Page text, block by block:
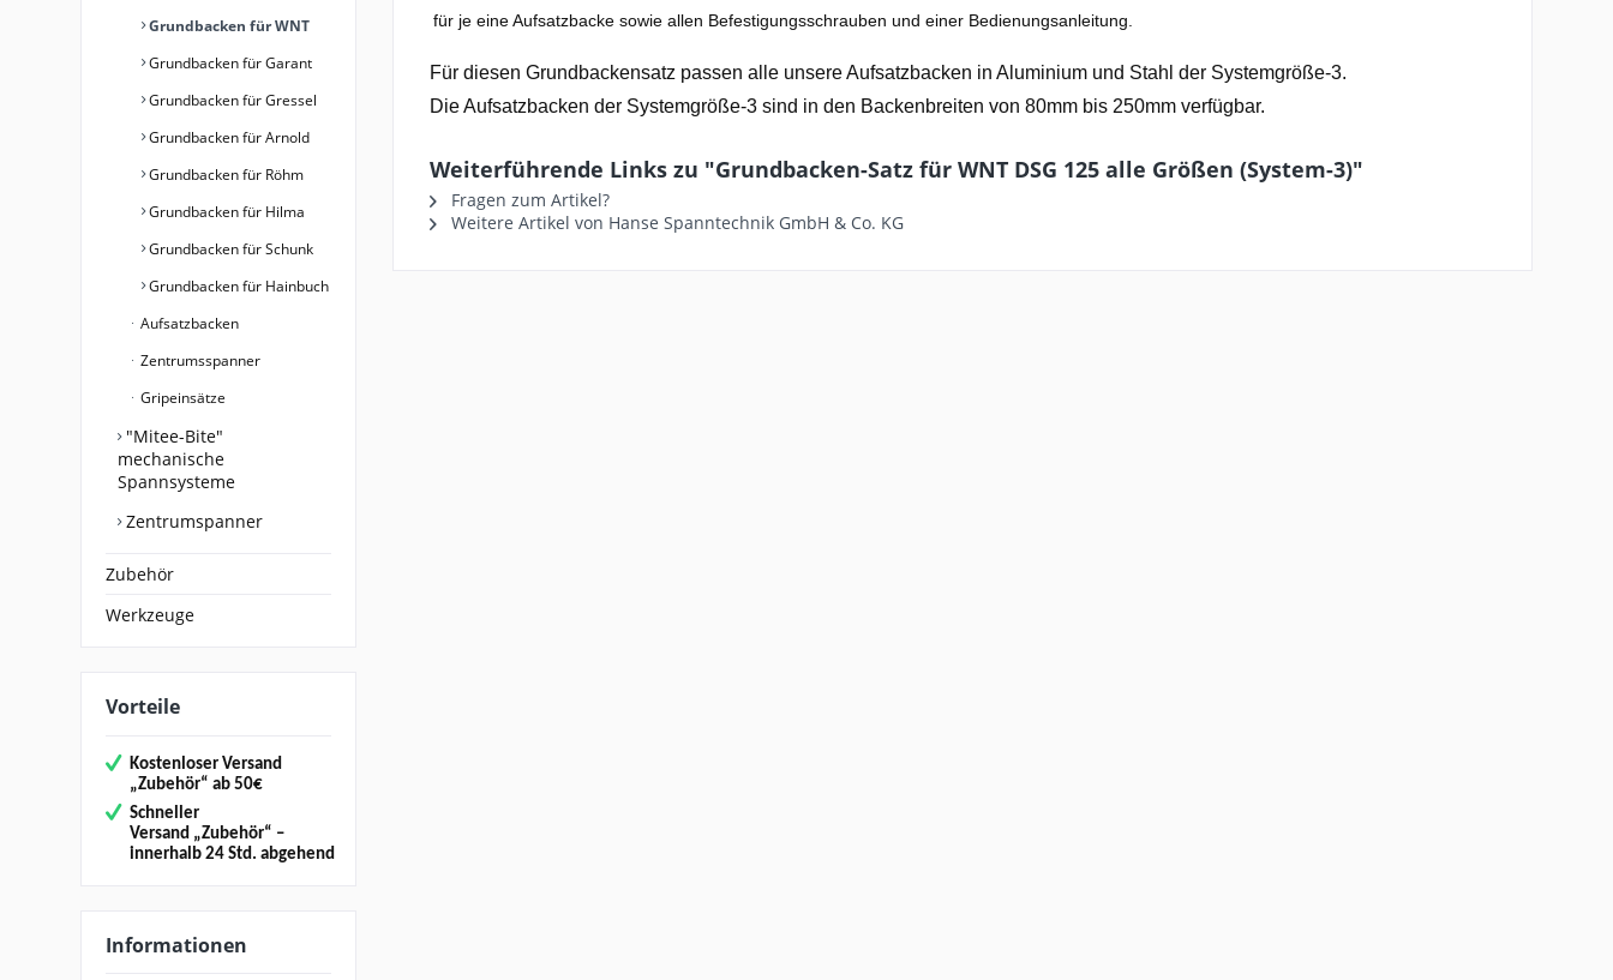
Grundbacken für WNT
Grundbacken für Garant
Grundbacken für Gressel
Grundbacken für Arnold
Grundbacken für Röhm
Grundbacken für Hilma
Grundbacken für Schunk
Grundbacken für Hainbuch
Aufsatzbacken
Zentrumsspanner
Gripeinsätze
"Mitee-Bite"
mechanische
Spannsysteme
Zentrumspanner
Zubehör
Werkzeuge
Vorteile
Kostenloser Versand
„Zubehör“ ab 50€
Schneller
Versand „Zubehör“ –
innerhalb 24 Std. abgehend
Informationen
für je eine Aufsatzbacke sowie allen Befestigungsschrauben und einer Bedienungsanleitung.
Für diesen Grundbackensatz passen alle unsere Aufsatzbacken in Aluminium und Stahl der Systemgröße-3.
Die Aufsatzbacken der Systemgröße-3 sind in den Backenbreiten von 80mm bis 250mm verfügbar.
Weiterführende Links zu "Grundbacken-Satz für WNT DSG 125 alle Größen (System-3)"
Fragen zum Artikel?
Weitere Artikel von Hanse Spanntechnik GmbH & Co. KG